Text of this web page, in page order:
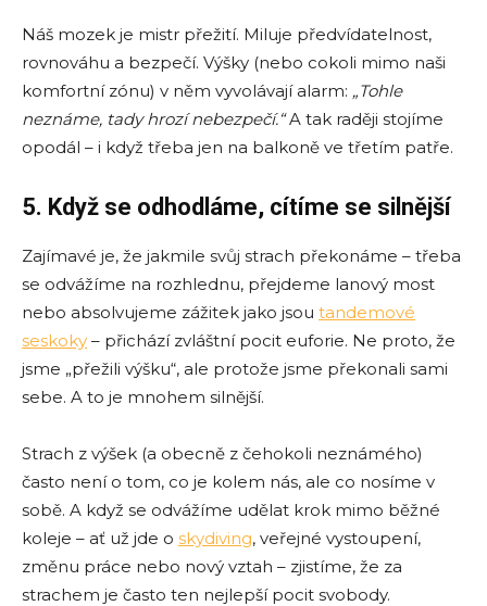
Náš mozek je mistr přežití. Miluje předvídatelnost,
rovnováhu a bezpečí. Výšky (nebo cokoli mimo naši
komfortní zónu) v něm vyvolávají alarm: „Tohle
neznáme, tady hrozí nebezpečí.“A tak raději stojíme
opodál – i když třeba jen na balkoně ve třetím patře.
5. Když se odhodláme, cítíme se silnější
Zajímavé je, že jakmile svůj strach překonáme – třeba
se odvážíme na rozhlednu, přejdeme lanový most
nebo absolvujeme zážitek jako jsou tandemové
seskoky – přichází zvláštní pocit euforie. Ne proto, že
jsme „přežili výšku“, ale protože jsme překonali sami
sebe. A to je mnohem silnější.
Strach z výšek (a obecně z čehokoli neznámého)
často není o tom, co je kolem nás, ale co nosíme v
sobě. A když se odvážíme udělat krok mimo běžné
koleje – ať už jde o skydiving, veřejné vystoupení,
změnu práce nebo nový vztah – zjistíme, že za
strachem je často ten nejlepší pocit svobody.